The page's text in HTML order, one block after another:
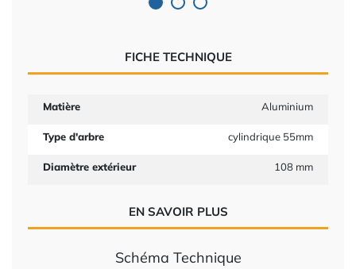
FICHE TECHNIQUE
Matière Aluminium
Type d'arbre cylindrique 55mm
Diamètre extérieur 108 mm
EN SAVOIR PLUS
Schéma Technique